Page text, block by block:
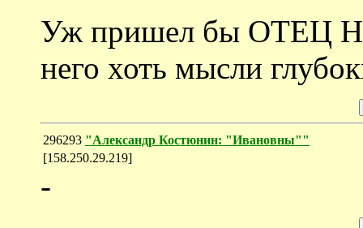
Уж пришел бы ОТЕЦ
него хоть мысли
296293 "Александр Костюнин: "Ивановны""
[158.250.29.219]
-